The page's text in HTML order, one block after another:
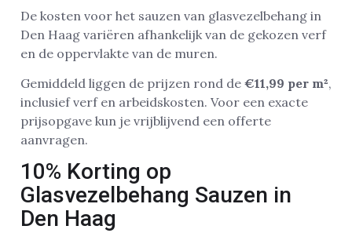
De kosten voor het sauzen van glasvezelbehang in
Den Haag variëren afhankelijk van de gekozen verf
en de oppervlakte van de muren.
Gemiddeld liggen de prijzen rond de €11,99 per m²,
inclusief verf en arbeidskosten. Voor een exacte
prijsopgave kun je vrijblijvend een offerte
aanvragen.
10% Korting op
Glasvezelbehang Sauzen in
Den Haag